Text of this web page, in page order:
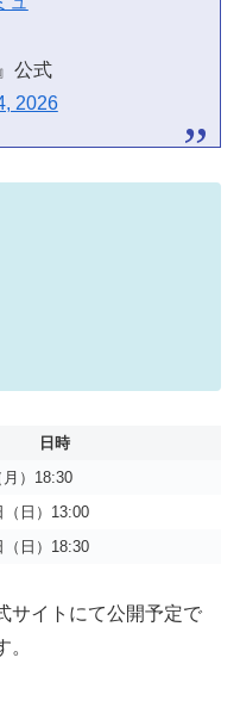
公式
2026
日時
月）18:30
（日）13:00
（日）18:30
サイトにて公開予定で